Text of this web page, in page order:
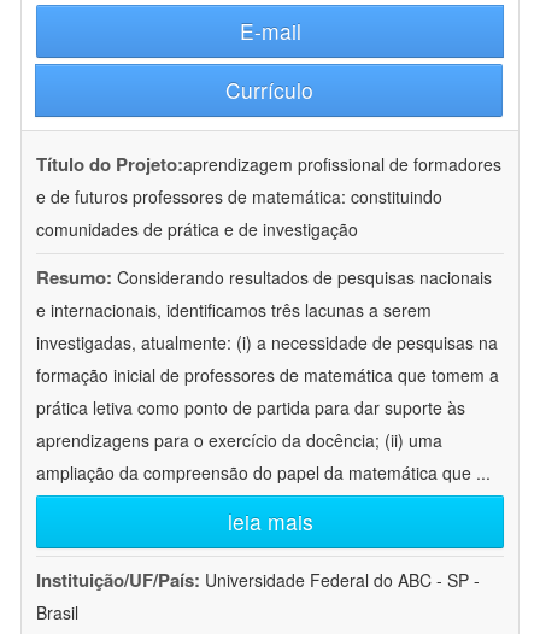
E-mail
Currículo
Título do Projeto:aprendizagem profissional de formadores
e de futuros professores de matemática: constituindo
comunidades de prática e de investigação
Resumo: Considerando resultados de pesquisas nacionais
e internacionais, identificamos três lacunas a serem
investigadas, atualmente: (i) a necessidade de pesquisas na
formação inicial de professores de matemática que tomem a
prática letiva como ponto de partida para dar suporte às
aprendizagens para o exercício da docência; (ii) uma
ampliação da compreensão do papel da matemática que ...
leia mais
Instituição/UF/País: Universidade Federal do ABC - SP -
Brasil